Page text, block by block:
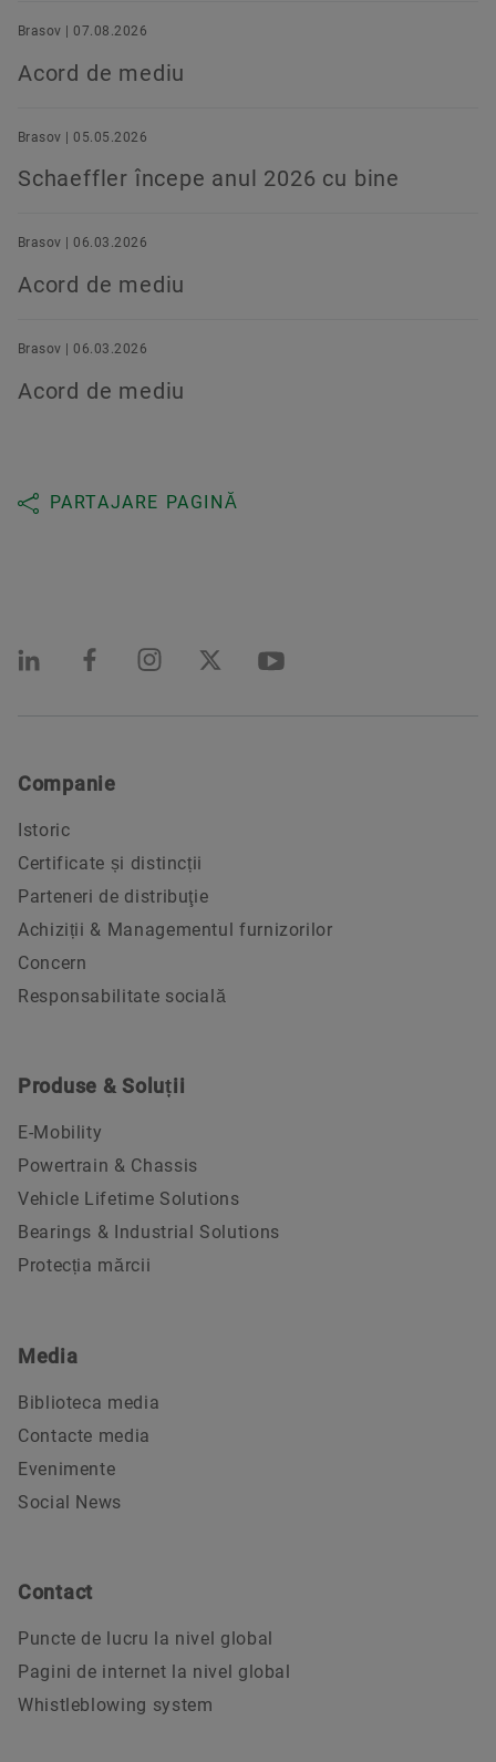
Brasov | 07.08.2026
Acord de mediu
Brasov | 05.05.2026
Schaeffler începe anul 2026 cu bine
Brasov | 06.03.2026
Acord de mediu
Brasov | 06.03.2026
Acord de mediu
PARTAJARE PAGINĂ
Companie
Istoric
Certificate și distincții
Parteneri de distribuţie
Achiziții & Managementul furnizorilor
Concern
Responsabilitate socială
Produse & Soluții
E-Mobility
Powertrain & Chassis
Vehicle Lifetime Solutions
Bearings & Industrial Solutions
Protecția mărcii
Media
Biblioteca media
Contacte media
Evenimente
Social News
Contact
Puncte de lucru la nivel global
Pagini de internet la nivel global
Whistleblowing system